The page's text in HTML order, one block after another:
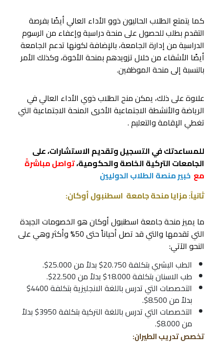
كما يتمتع الطلاب الحاليون ذوو الأداء العالي أيضًا بفرصة
التقدم بطلب للحصول على منحة دراسية وإعفاء من الرسوم
الدراسية من إدارة الجامعة، بالإضافة لكونها تدعم الجامعة
أيضًا الأشقاء من خلال تزويدهم بمنحة الأخوة، وكذلك الأمر
بالنسبة إلى منحة الموظفين.
علاوة على ذلك، يمكن منح الطلاب ذوي الأداء العالي في
الرياضة والأنشطة الاجتماعية الأخرى المنحة الاجتماعية التي
تغطي الإقامة والتعليم .
للمساعدتك في التسجيل وتقديم الاستشارات، على
الجامعات التركية الخاصة والحكومية،تواصل مباشرةً
مع خبير منصة الطلاب الدوليين
ثانياً: مزايا منحة جامعة اسطنبول أوكان:
ما يميز منحة جامعة اسطنبول أوكان هو الخصومات الجيدة
التي تقدمها والتي قد تصل أحياناً حتى 50% وأكثر وهي على
النحو الآتي:
الطب البشري بتكلفة 20.750$ بدلاً من 25.000$.
طب الاسنان بتكلفة 18.000$ بدلاً من 22.500$.
التخصصات التي تدرس باللغة الانجليزية بتكلفة 4400$
بدلاً من 8.500$.
التخصصات التي تدرس باللغة التركية بتكلفة 3950$ بدلاً
من 8.000$.
تخصص تدريب الطيران: